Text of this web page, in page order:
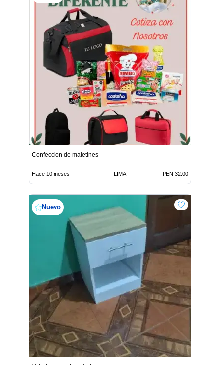
Confeccion de maletines
Hace 10 meses LIMA PEN 32.00
Nuevo